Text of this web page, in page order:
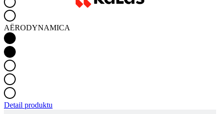
AËRODYNAMICA
Detail produktu